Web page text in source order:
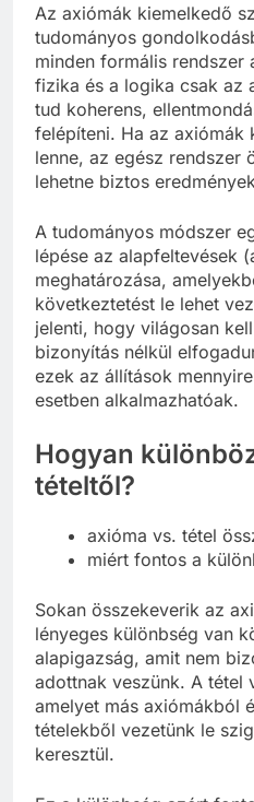
Az axiómák kiemelkedő
tudományos
minden formális rendszer
fizika és a logika csak az
tud koherens,
felépíteni. Ha az axiómák
lenne, az egész rendszer
lehetne biztos
A tudományos módszer
lépése az alapfeltevések
meghatározása,
következtetést le lehet
jelenti, hogy világosan
bizonyítás nélkül
ezek az állítások
esetben alkalmazhatóak.
Hogyan
tételtől?
axióma vs. tétel
miért fontos a
Sokan összekeverik az
lényeges különbség van
alapigazság, amit nem
adottnak veszünk. A tétel
amelyet más axiómákból
tételekből vezetünk le
keresztül.